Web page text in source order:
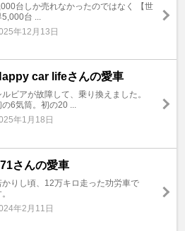
台しか売れなかったのではなく 【世
台 ...
年12月13日
car lifeさんの愛車
ルビアが故障して、乗り換えました。
の6気筒。初の20 ...
年1月18日
さんの愛車
かりし頃、12万キロ走った功労車で
年2月11日